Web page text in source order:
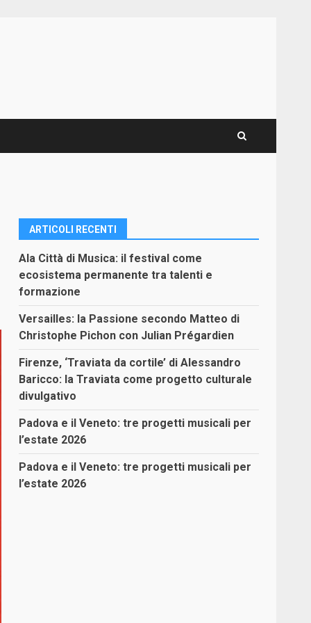
ARTICOLI RECENTI
Ala Città di Musica: il festival come
ecosistema permanente tra talenti e
formazione
Versailles: la Passione secondo Matteo di
Christophe Pichon con Julian Prégardien
Firenze, ‘Traviata da cortile’ di Alessandro
Baricco: la Traviata come progetto culturale
divulgativo
Padova e il Veneto: tre progetti musicali per
l’estate 2026
Padova e il Veneto: tre progetti musicali per
l’estate 2026